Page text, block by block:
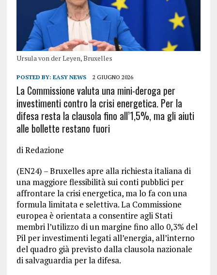
Ursula von der Leyen, Bruxelles
POSTED BY: EASY NEWS 2 GIUGNO 2026
La Commissione valuta una mini-deroga per
investimenti contro la crisi energetica. Per la
difesa resta la clausola fino all’1,5%, ma gli aiuti
alle bollette restano fuori
di Redazione
(EN24) – Bruxelles apre alla richiesta italiana di
una maggiore flessibilità sui conti pubblici per
affrontare la crisi energetica, ma lo fa con una
formula limitata e selettiva. La Commissione
europea è orientata a consentire agli Stati
membri l’utilizzo di un margine fino allo 0,3% del
Pil per investimenti legati all’energia, all’interno
del quadro già previsto dalla clausola nazionale
di salvaguardia per la difesa.